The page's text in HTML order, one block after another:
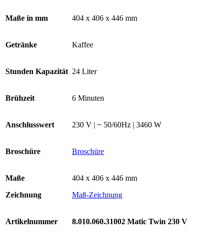
Maße in mm 404 x 406 x 446 mm
Getränke Kaffee
Stunden Kapazität 24 Liter
Brühzeit 6 Minuten
Anschlusswert 230 V | ~ 50/60Hz | 3460 W
Broschüre Broschüre
Maße
Zeichnung
404 x 406 x 446 mm
Maß-Zeichnung
Artikelnummer 8.010.060.31002 Matic Twin 230 V